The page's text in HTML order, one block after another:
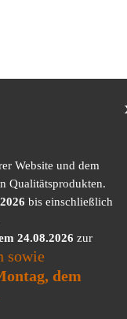
Website und dem
Qualitätsprodukten.
bis einschließlich
24.08.2026 zur
sowie
dem